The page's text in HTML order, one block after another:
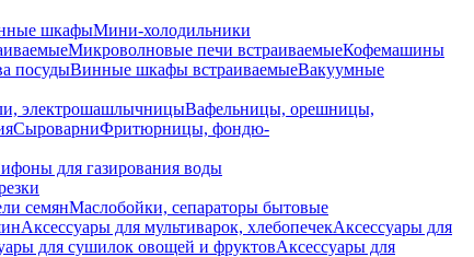
шкафыМини-холодильники
Микроволновые печи встраиваемыеКофемашины
посудыВинные шкафы встраиваемыеВакуумные
электрошашлычницыВафельницы, орешницы,
СыроварниФритюрницы, фондю-
для газирования воды
семянМаслобойки, сепараторы бытовые
Аксессуары для мультиварок, хлебопечекАксессуары для
для сушилок овощей и фруктовАксессуары для